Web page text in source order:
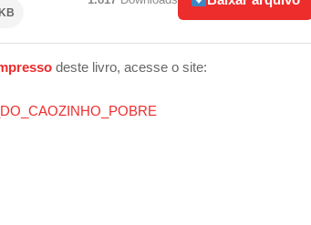
deste livro, acesse o site: